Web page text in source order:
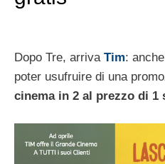
Dopo Tre, arriva Tim:
poter usufruire di una
cinema in 2 al prezzo di 1